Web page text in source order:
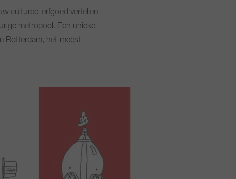
cultureel erfgoed vertellen
metropool. Een unieke
Rotterdam, het meest